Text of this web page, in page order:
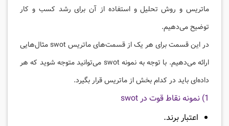
ماتریس و روش تحلیل و استفاده از آن برای رشد کسب و کار
توضیح می‌دهیم.
در این قسمت برای هر یک از قسمت‌های ماتریس swot مثال‌هایی
ارائه می‌دهیم. با توجه به نمونه swot می‌توانید متوجه شوید که هر
داده‌ای باید در کدام بخش از ماتریس قرار بگیرد.
1) نمونه نقاط قوت در swot
اعتبار برند.